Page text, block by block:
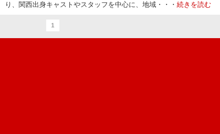
り、関西出身キャストやスタッフを中心に、地域・・・ 続きを読む
1